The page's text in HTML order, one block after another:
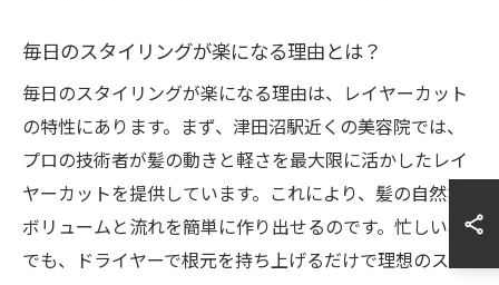
毎日のスタイリングが楽になる理由とは？
毎日のスタイリングが楽になる理由は、レイヤーカット
の特性にあります。まず、津田沼駅近くの美容院では、
プロの技術者が髪の動きと軽さを最大限に活かしたレイ
ヤーカットを提供しています。これにより、髪の自然な
ボリュームと流れを簡単に作り出せるのです。忙しい朝
でも、ドライヤーで根元を持ち上げるだけで理想のスタ